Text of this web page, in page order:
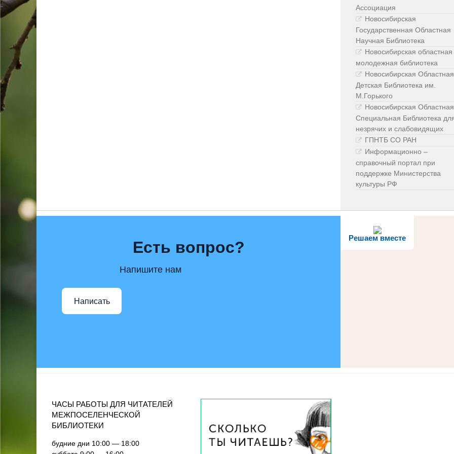
Ассоциация
Новосибирская
Государственная Областная
Научная Библиотека
Новосибирская областная
молодежная библиотека
Новосибирская Областная
Детская Библиотека им.
М.Горького
Новосибирская Областная
Специальная Библиотека
незрячих и слабовидящих
ГПНТБ СО РАН
Информационно –
справочный портал при
поддержке Министерства
культуры РФ
Решаем вместе
Есть вопрос?
Напишите нам
Написать
ЧАСЫ РАБОТЫ ДЛЯ ЧИТАТЕЛЕЙ
МЕЖПОСЕЛЕНЧЕСКОЙ
БИБЛИОТЕКИ
будние дни 10:00 — 18:00